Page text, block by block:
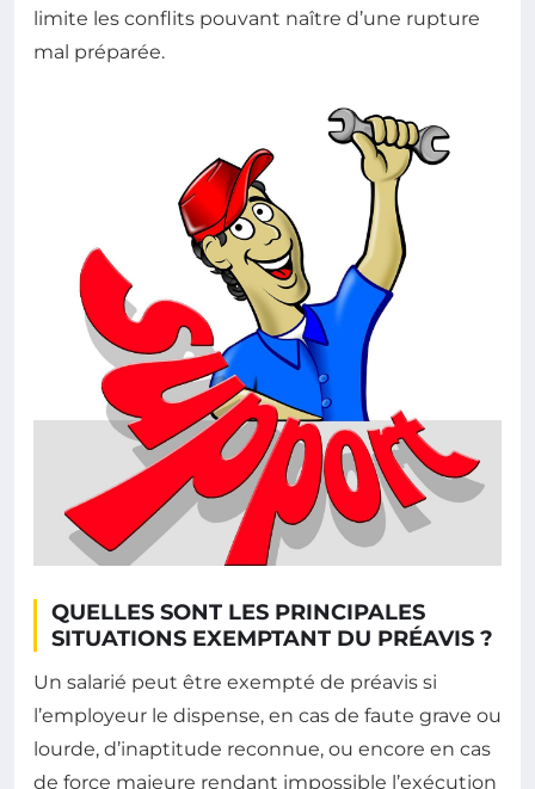
limite les conflits pouvant naître d’une rupture
mal préparée.
QUELLES SONT LES PRINCIPALES
SITUATIONS EXEMPTANT DU PRÉAVIS ?
Un salarié peut être exempté de préavis si
l’employeur le dispense, en cas de faute grave ou
lourde, d’inaptitude reconnue, ou encore en cas
de force majeure rendant impossible l’exécution